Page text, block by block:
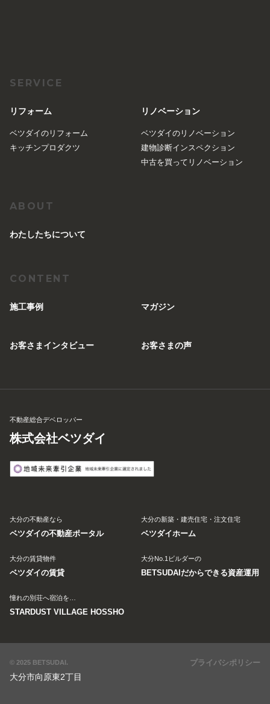
SERVICE
リフォーム
ベツダイのリフォーム
キッチンプロダクツ
リノベーション
ベツダイのリノベーション
建物診断インスペクション
中古を買ってリノベーション
ABOUT
︎わたしたちについて
CONTENT
施工事例 マガジン
お客さまインタビュー お客さまの声
不動産総合デベロッパー
株式会社ベツダイ
大分の不動産なら
ベツダイの不動産ポータル
大分の新築・建売住宅・注文住宅
ベツダイホーム
大分の賃貸物件
ベツダイの賃貸
大分No.1ビルダーの
BETSUDAIだからできる資産運用
憧れの別荘へ宿泊を…
STARDUST VILLAGE HOSSHO
© 2025 BETSUDAI. プライバシポリシー
大分市向原東2丁目